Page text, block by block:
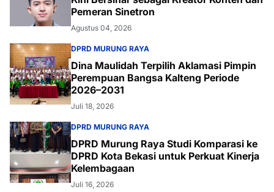
Pemeran Sinetron
Agustus 04, 2026
DPRD MURUNG RAYA
Dina Maulidah Terpilih Aklamasi Pimpin
Perempuan Bangsa Kalteng Periode
2026–2031
Juli 18, 2026
DPRD MURUNG RAYA
DPRD Murung Raya Studi Komparasi ke
DPRD Kota Bekasi untuk Perkuat Kinerja
Kelembagaan
Juli 16, 2026